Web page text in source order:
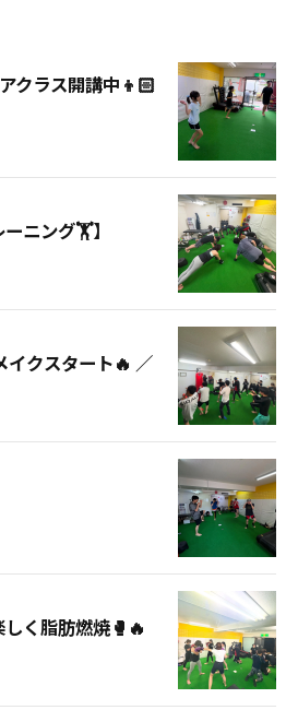
クラス開講中👦🏻
ーニング🏋️】
イクスタート🔥 ／
く脂肪燃焼🥊🔥